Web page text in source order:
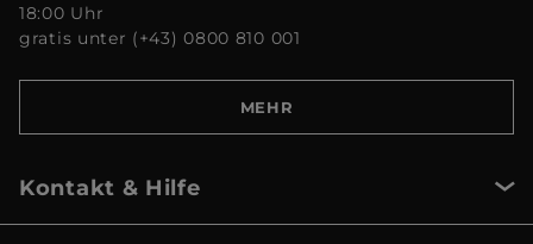
18:00 Uhr
gratis unter (+43) 0800 810 001
MEHR
Kontakt & Hilfe